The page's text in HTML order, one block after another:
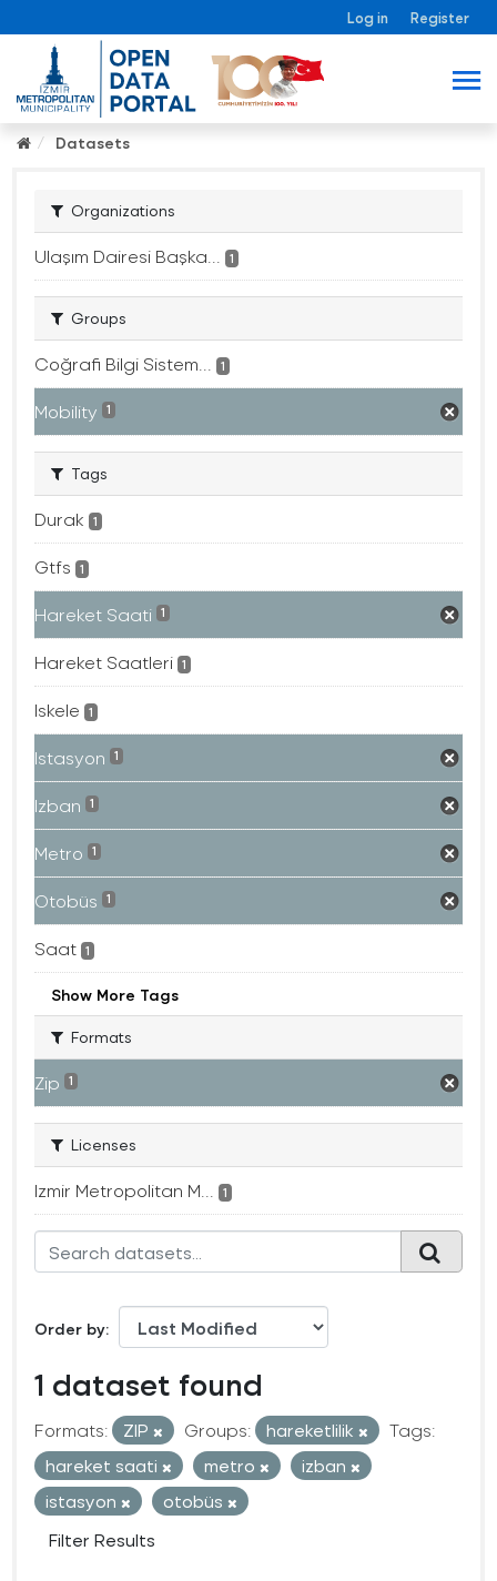
Log in Register
Datasets
Organizations
Ulaşım Dairesi Başka... 1
Groups
Coğrafi Bilgi Sistem... 1
Mobility 1
Tags
Durak 1
Gtfs 1
Hareket Saati 1
Hareket Saatleri 1
Iskele 1
Istasyon 1
Izban 1
Metro 1
Otobüs 1
Saat 1
Show More Tags
Formats
Zip 1
Licenses
Izmir Metropolitan M... 1
Order by
1 dataset found
Formats: ZIP Groups: hareketlilik
Tags:
hareket saati
metro
izban
istasyon
otobüs
Filter Results